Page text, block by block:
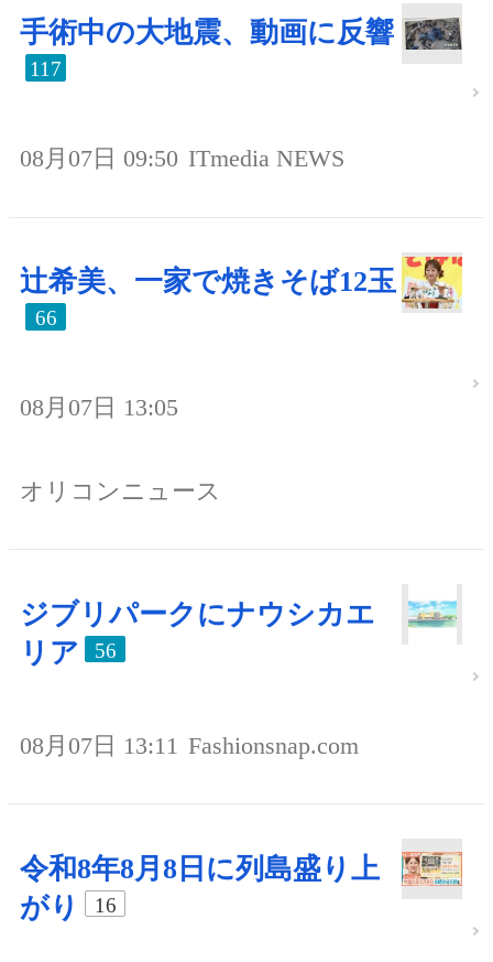
手術中の大地震、動画に反響
117
08月07日 09:50 ITmedia NEWS
辻希美、一家で焼きそば12玉
66
08月07日 13:05
オリコンニュース
ジブリパークにナウシカエ
リア
56
08月07日 13:11 Fashionsnap.com
令和8年8月8日に列島盛り上
がり
16